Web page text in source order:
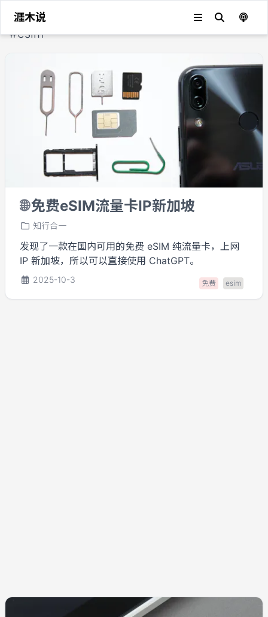
涯木说
#esim
🌐免费eSIM流量卡IP新加坡
知行合一
发现了一款在国内可用的免费 eSIM 纯流量卡，上网
IP 新加坡，所以可以直接使用 ChatGPT。
2025-10-3 免费 esim